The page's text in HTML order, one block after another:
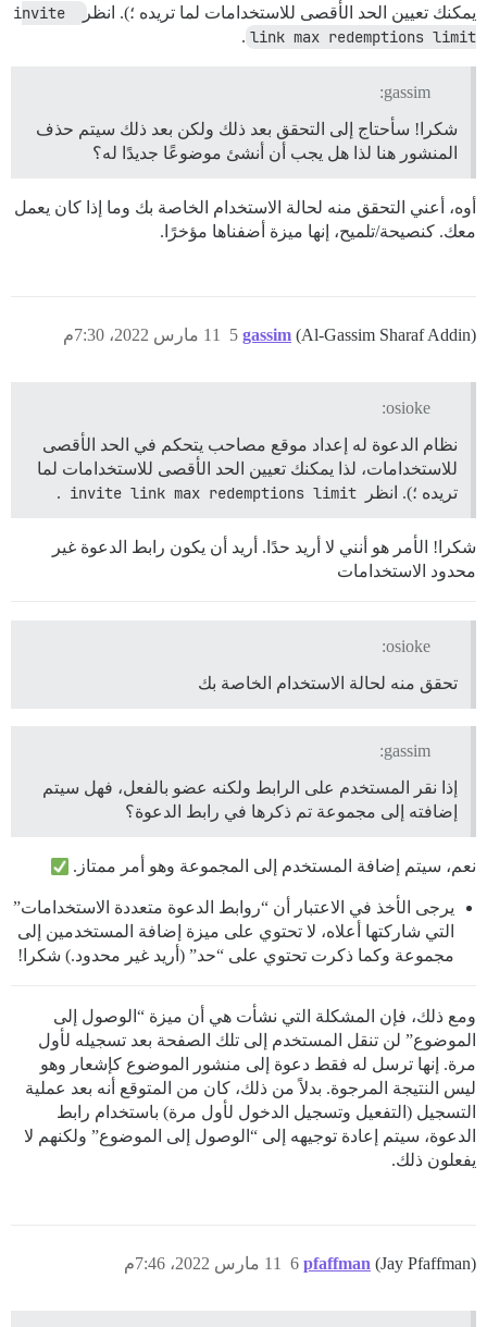
يمكنك تعيين الحد الأقصى للاستخدامات لما تريده ؛). انظر
invite
link max redemptions limit
.
gassim:
شكرا! سأحتاج إلى التحقق بعد ذلك ولكن بعد ذلك سيتم حذف
المنشور هنا لذا هل يجب أن أنشئ موضوعًا جديدًا له؟
أوه، أعني التحقق منه لحالة الاستخدام الخاصة بك وما إذا كان يعمل
معك. كنصيحة/تلميح، إنها ميزة أضفناها مؤخرًا.
gassim (Al-Gassim Sharaf Addin) 11 مارس 2022، 7:30م 5
osioke:
نظام الدعوة له إعداد موقع مصاحب يتحكم في الحد الأقصى
للاستخدامات، لذا يمكنك تعيين الحد الأقصى للاستخدامات لما
تريده ؛). انظر
invite link max redemptions limit
.
شكرا! الأمر هو أنني لا أريد حدًا. أريد أن يكون رابط الدعوة غير
محدود الاستخدامات
osioke:
تحقق منه لحالة الاستخدام الخاصة بك
gassim:
إذا نقر المستخدم على الرابط ولكنه عضو بالفعل، فهل سيتم
إضافته إلى مجموعة تم ذكرها في رابط الدعوة؟
نعم، سيتم إضافة المستخدم إلى المجموعة وهو أمر ممتاز.
يرجى الأخذ في الاعتبار أن “روابط الدعوة متعددة الاستخدامات”
التي شاركتها أعلاه، لا تحتوي على ميزة إضافة المستخدمين إلى
مجموعة وكما ذكرت تحتوي على “حد” (أريد غير محدود.) شكرا!
ومع ذلك، فإن المشكلة التي نشأت هي أن ميزة “الوصول إلى
الموضوع” لن تنقل المستخدم إلى تلك الصفحة بعد تسجيله لأول
مرة. إنها ترسل له فقط دعوة إلى منشور الموضوع كإشعار وهو
ليس النتيجة المرجوة. بدلاً من ذلك، كان من المتوقع أنه بعد عملية
التسجيل (التفعيل وتسجيل الدخول لأول مرة) باستخدام رابط
الدعوة، سيتم إعادة توجيهه إلى “الوصول إلى الموضوع” ولكنهم لا
يفعلون ذلك.
pfaffman (Jay Pfaffman) 11 مارس 2022، 7:46م 6